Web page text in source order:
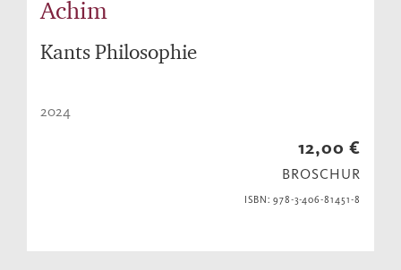
Achim
Kants Philosophie
2024
12,00 €
BROSCHUR
ISBN: 978-3-406-81451-8